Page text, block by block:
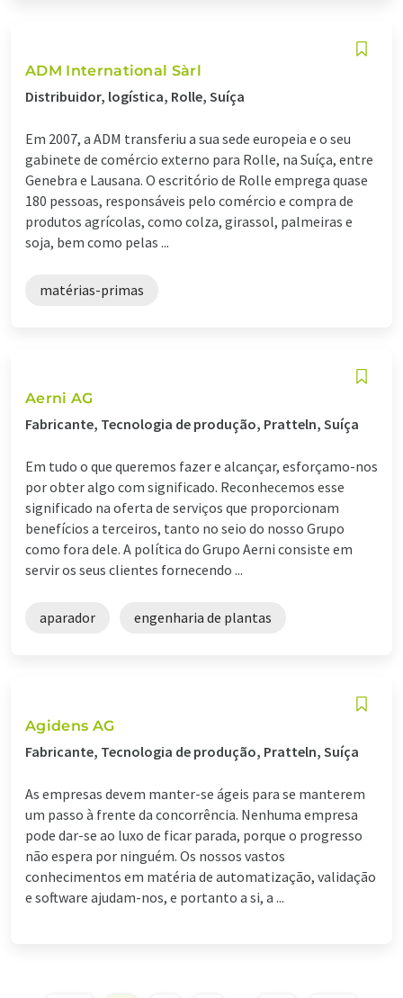
ADM International Sàrl
Distribuidor, logística, Rolle, Suíça
Em 2007, a ADM transferiu a sua sede europeia e o seu
gabinete de comércio externo para Rolle, na Suíça, entre
Genebra e Lausana. O escritório de Rolle emprega quase
180 pessoas, responsáveis pelo comércio e compra de
produtos agrícolas, como colza, girassol, palmeiras e
soja, bem como pelas ...
matérias-primas
Aerni AG
Fabricante, Tecnologia de produção, Pratteln, Suíça
Em tudo o que queremos fazer e alcançar, esforçamo-nos
por obter algo com significado. Reconhecemos esse
significado na oferta de serviços que proporcionam
benefícios a terceiros, tanto no seio do nosso Grupo
como fora dele. A política do Grupo Aerni consiste em
servir os seus clientes fornecendo ...
aparador engenharia de plantas
Agidens AG
Fabricante, Tecnologia de produção, Pratteln, Suíça
As empresas devem manter-se ágeis para se manterem
um passo à frente da concorrência. Nenhuma empresa
pode dar-se ao luxo de ficar parada, porque o progresso
não espera por ninguém. Os nossos vastos
conhecimentos em matéria de automatização, validação
e software ajudam-nos, e portanto a si, a ...